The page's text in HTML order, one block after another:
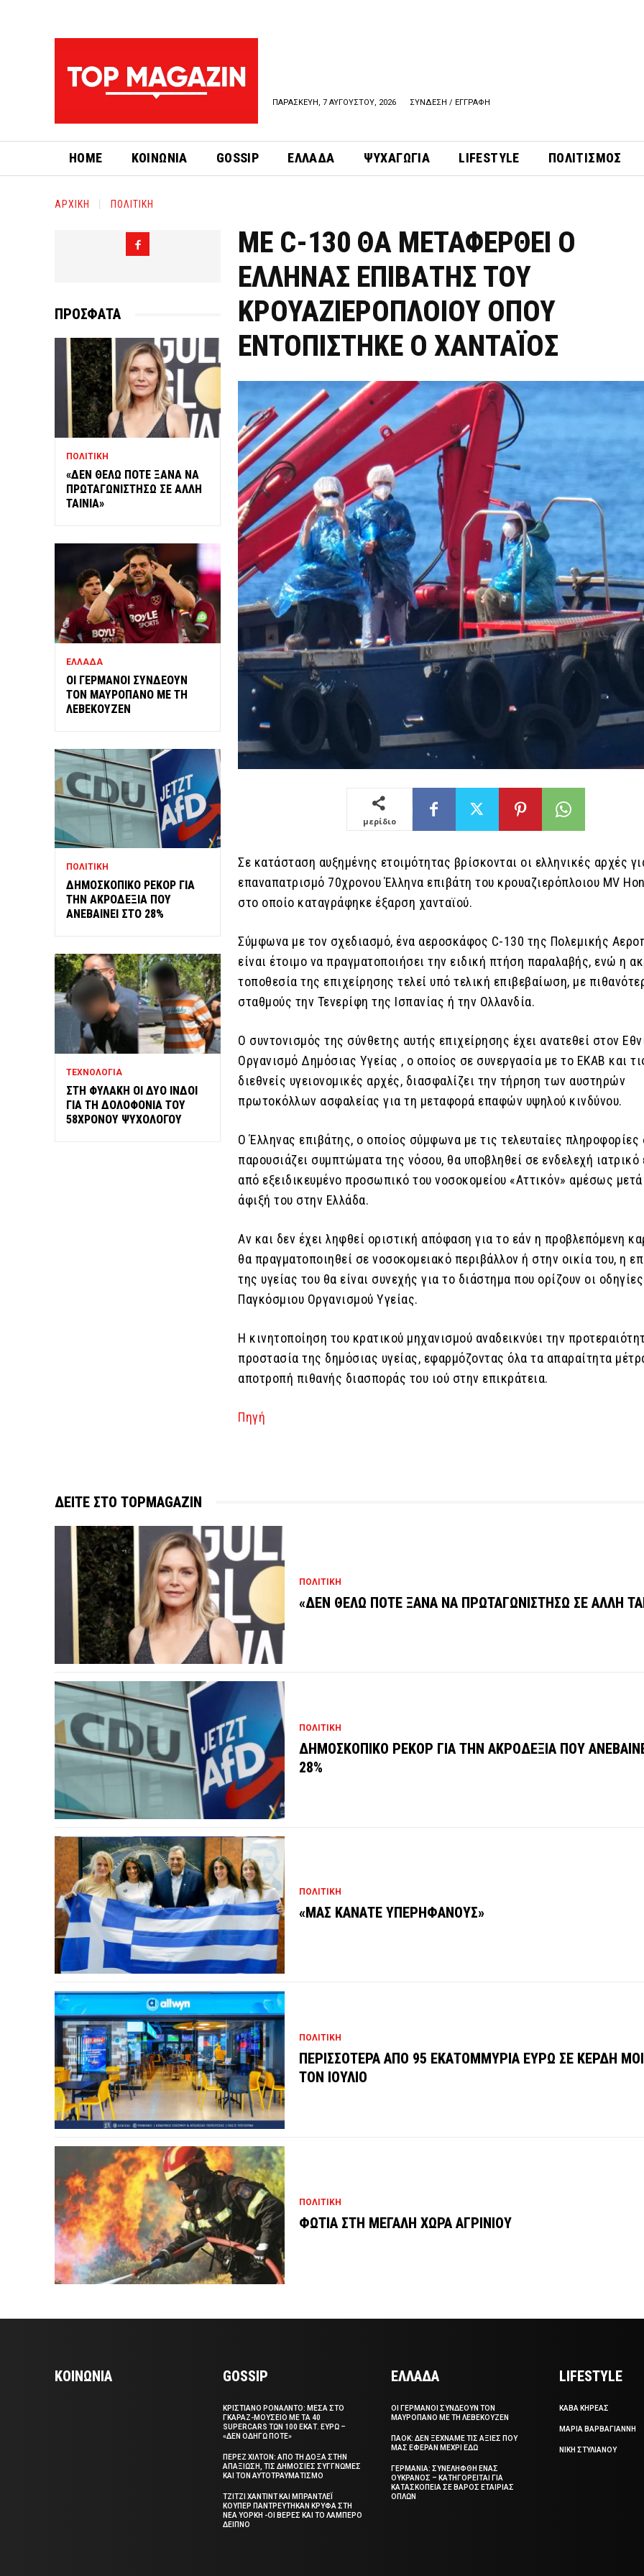
ΠΑΡΑΣΚΕΥΗ, 7 ΑΥΓΟΥΣΤΟΥ, 2026 ΣΥΝΔΕΣΗ / ΕΓΓΡΑΦΗ
HOME ΚΟΙΝΩΝΙΑ GOSSIP ΕΛΛΑΔΑ ΨΥΧΑΓΩΓΙΑ LIFESTYLE ΠΟΛΙΤΙΣΜΟΣ
ΑΡΧΙΚΗ ΠΟΛΙΤΙΚΗ
ΠΡΟΣΦΑΤΑ
ΠΟΛΙΤΙΚΗ
«ΔΕΝ ΘΕΛΩ ΠΟΤΕ ΞΑΝΑ ΝΑ
ΠΡΩΤΑΓΩΝΙΣΤΗΣΩ ΣΕ ΑΛΛΗ
ΤΑΙΝΙΑ»
ΕΛΛΑΔΑ
ΟΙ ΓΕΡΜΑΝΟΙ ΣΥΝΔΕΟΥΝ
ΤΟΝ ΜΑΥΡΟΠΑΝΟ ΜΕ ΤΗ
ΛΕΒΕΚΟΥΖΕΝ
ΠΟΛΙΤΙΚΗ
ΔΗΜΟΣΚΟΠΙΚΟ ΡΕΚΟΡ ΓΙΑ
ΤΗΝ ΑΚΡΟΔΕΞΙΑ ΠΟΥ
ΑΝΕΒΑΙΝΕΙ ΣΤΟ 28%
ΤΕΧΝΟΛΟΓΙΑ
ΣΤΗ ΦΥΛΑΚΗ ΟΙ ΔΥΟ ΙΝΔΟΙ
ΓΙΑ ΤΗ ΔΟΛΟΦΟΝΙΑ ΤΟΥ
58ΧΡΟΝΟΥ ΨΥΧΟΛΟΓΟΥ
ΜΕ C-130 ΘΑ ΜΕΤΑΦΕΡΘΕΙ Ο
ΕΛΛΗΝΑΣ ΕΠΙΒΑΤΗΣ ΤΟΥ
ΚΡΟΥΑΖΙΕΡΟΠΛΟΙΟΥ ΟΠΟΥ
ΕΝΤΟΠΙΣΤΗΚΕ Ο ΧΑΝΤΑΪΟΣ
μερίδιο
Σε κατάσταση αυξημένης ετοιμότητας βρίσκονται οι ελληνικές αρχές
επαναπατρισμό 70χρονου Έλληνα επιβάτη του κρουαζιερόπλοιου MV
στο οποίο καταγράφηκε έξαρση χανταϊού.
Σύμφωνα με τον σχεδιασμό, ένα αεροσκάφος C-130 της Πολεμικής
είναι έτοιμο να πραγματοποιήσει την ειδική πτήση παραλαβής, ενώ η
τοποθεσία της επιχείρησης τελεί υπό τελική επιβεβαίωση, με
σταθμούς την Τενερίφη της Ισπανίας ή την Ολλανδία.
Ο συντονισμός της σύνθετης αυτής επιχείρησης έχει ανατεθεί στον
Οργανισμό Δημόσιας Υγείας , ο οποίος σε συνεργασία με το ΕΚΑΒ και
διεθνείς υγειονομικές αρχές, διασφαλίζει την τήρηση των αυστηρών
πρωτοκόλλων ασφαλείας για τη μεταφορά επαφών υψηλού κινδύνου.
Ο Έλληνας επιβάτης, ο οποίος σύμφωνα με τις τελευταίες πληροφορίες
παρουσιάζει συμπτώματα της νόσου, θα υποβληθεί σε ενδελεχή ιατρικό
από εξειδικευμένο προσωπικό του νοσοκομείου «Αττικόν» αμέσως
άφιξή του στην Ελλάδα.
Αν και δεν έχει ληφθεί οριστική απόφαση για το εάν η προβλεπόμενη
θα πραγματοποιηθεί σε νοσοκομειακό περιβάλλον ή στην οικία του, η
της υγείας του θα είναι συνεχής για το διάστημα που ορίζουν οι
Παγκόσμιου Οργανισμού Υγείας.
Η κινητοποίηση του κρατικού μηχανισμού αναδεικνύει την
προστασία της δημόσιας υγείας, εφαρμόζοντας όλα τα απαραίτητα
αποτροπή πιθανής διασποράς του ιού στην επικράτεια.
Πηγή
ΔΕΙΤΕ ΣΤΟ TOPMAGAZIN
ΠΟΛΙΤΙΚΗ
«ΔΕΝ ΘΕΛΩ ΠΟΤΕ ΞΑΝΑ ΝΑ ΠΡΩΤΑΓΩΝΙΣΤΗΣΩ ΣΕ ΑΛΛΗ
ΠΟΛΙΤΙΚΗ
ΔΗΜΟΣΚΟΠΙΚΟ ΡΕΚΟΡ ΓΙΑ ΤΗΝ ΑΚΡΟΔΕΞΙΑ ΠΟΥ
28%
ΠΟΛΙΤΙΚΗ
«ΜΑΣ ΚΑΝΑΤΕ ΥΠΕΡΗΦΑΝΟΥΣ»
ΠΟΛΙΤΙΚΗ
ΠΕΡΙΣΣΟΤΕΡΑ ΑΠΟ 95 ΕΚΑΤΟΜΜΥΡΙΑ ΕΥΡΩ ΣΕ ΚΕΡΔΗ
ΤΟΝ ΙΟΥΛΙΟ
ΠΟΛΙΤΙΚΗ
ΦΩΤΙΑ ΣΤΗ ΜΕΓΑΛΗ ΧΩΡΑ ΑΓΡΙΝΙΟΥ
ΚΟΙΝΩΝΙΑ GOSSIP
ΚΡΙΣΤΙΑΝΟ ΡΟΝΑΛΝΤΟ: ΜΕΣΑ ΣΤΟ
ΓΚΑΡΑΖ-ΜΟΥΣΕΙΟ ΜΕ ΤΑ 40
SUPERCARS ΤΩΝ 100 ΕΚΑΤ. ΕΥΡΩ –
«ΔΕΝ ΟΔΗΓΩ ΠΟΤΕ»
ΠΕΡΕΖ ΧΙΛΤΟΝ: ΑΠΟ ΤΗ ΔΟΞΑ ΣΤΗΝ
ΑΠΑΞΙΩΣΗ, ΤΙΣ ΔΗΜΟΣΙΕΣ ΣΥΓΓΝΩΜΕΣ
ΚΑΙ ΤΟΝ ΑΥΤΟΤΡΑΥΜΑΤΙΣΜΟ
ΤΖΙΤΖΙ ΧΑΝΤΙΝΤ ΚΑΙ ΜΠΡΑΝΤΛΕΪ
ΚΟΥΠΕΡ ΠΑΝΤΡΕΥΤΗΚΑΝ ΚΡΥΦΑ ΣΤΗ
ΝΕΑ ΥΟΡΚΗ -ΟΙ ΒΕΡΕΣ ΚΑΙ ΤΟ ΛΑΜΠΕΡΟ
ΔΕΙΠΝΟ
ΕΛΛΑΔΑ
ΟΙ ΓΕΡΜΑΝΟΙ ΣΥΝΔΕΟΥΝ ΤΟΝ
ΜΑΥΡΟΠΑΝΟ ΜΕ ΤΗ ΛΕΒΕΚΟΥΖΕΝ
ΠΑΟΚ: ΔΕΝ ΞΕΧΝΑΜΕ ΤΙΣ ΑΞΙΕΣ ΠΟΥ
ΜΑΣ ΕΦΕΡΑΝ ΜΕΧΡΙ ΕΔΩ
ΓΕΡΜΑΝΙΑ: ΣΥΝΕΛΗΦΘΗ ΕΝΑΣ
ΟΥΚΡΑΝΟΣ – ΚΑΤΗΓΟΡΕΙΤΑΙ ΓΙΑ
ΚΑΤΑΣΚΟΠΕΙΑ ΣΕ ΒΑΡΟΣ ΕΤΑΙΡΙΑΣ
ΟΠΛΩΝ
LIFESTYLE
ΚΑΒΑ ΚΗΡΕΑΣ
ΜΑΡΙΑ ΒΑΡΒΑΓΙΑΝΝΗ
ΝΙΚΗ ΣΤΥΛΙΑΝΟΥ